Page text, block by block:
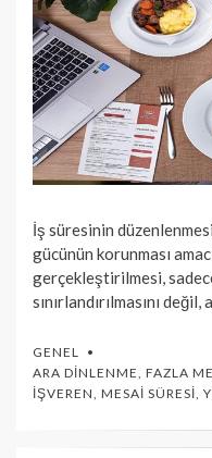
İş süresinin
gücünün korunması
gerçekleştirilmesi,
sınırlandırılmasını
GENEL
ARA DINLENME, FAZLA
İŞVEREN, MESAI SÜRESI,